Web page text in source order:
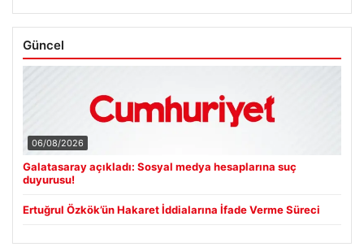
Güncel
06/08/2026
Galatasaray açıkladı: Sosyal medya hesaplarına suç
duyurusu!
Ertuğrul Özkök’ün Hakaret İddialarına İfade Verme Süreci